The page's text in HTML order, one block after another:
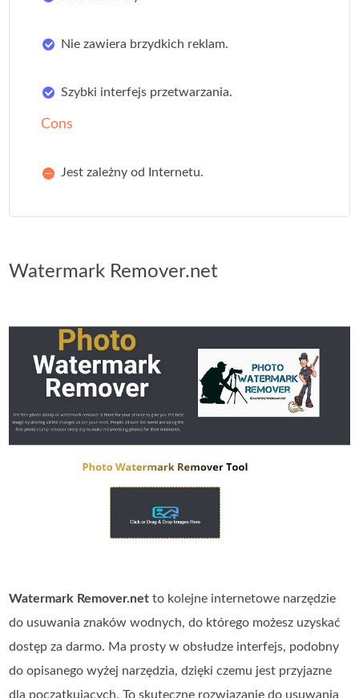
Nie zawiera brzydkich reklam.
Szybki interfejs przetwarzania.
Cons
Jest zależny od Internetu.
Watermark Remover.net
Watermark Remover.net to kolejne internetowe narzędzie
do usuwania znaków wodnych, do którego możesz uzyskać
dostęp za darmo. Ma prosty w obsłudze interfejs, podobny
do opisanego wyżej narzędzia, dzięki czemu jest przyjazne
dla początkujących. To skuteczne rozwiązanie do usuwania